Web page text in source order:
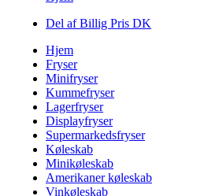
Del af Billig Pris DK
Hjem
Fryser
Minifryser
Kummefryser
Lagerfryser
Displayfryser
Supermarkedsfryser
Køleskab
Minikøleskab
Amerikaner køleskab
Vinkøleskab